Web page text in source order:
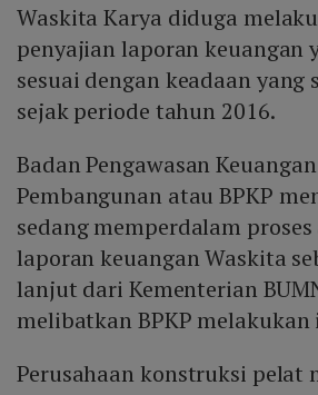
Waskita Karya diduga
penyajian laporan keuangan
sesuai dengan keadaan yang
sejak periode tahun 2016.
Badan Pengawasan
Pembangunan atau BPKP
sedang memperdalam
laporan keuangan Waskita
lanjut dari Kementerian
melibatkan BPKP melakukan
Perusahaan konstruksi pelat